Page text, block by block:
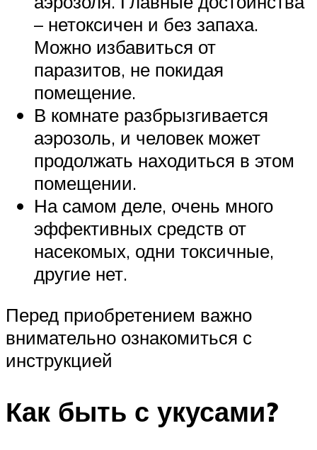
– нетоксичен и без запаха.
Можно избавиться от
паразитов, не покидая
помещение.
В комнате разбрызгивается
аэрозоль, и человек может
продолжать находиться в этом
помещении.
На самом деле, очень много
эффективных средств от
насекомых, одни токсичные,
другие нет.
Перед приобретением важно
внимательно ознакомиться с
инструкцией
Как быть с укусами?